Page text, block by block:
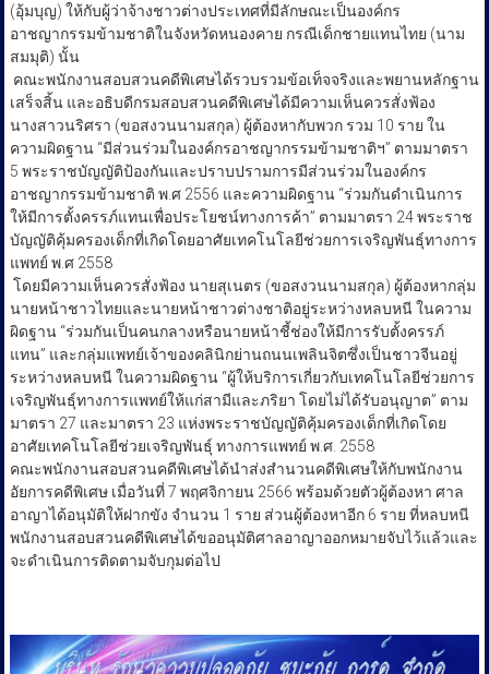
(อุ้มบุญ) ให้กับผู้ว่าจ้างชาวต่างประเทศที่มีลักษณะเป็นองค์กร
อาชญากรรมข้ามชาติในจังหวัดหนองคาย กรณีเด็กชายแทนไทย (นาม
สมมุติ) นั้น
​ คณะพนักงานสอบสวนคดีพิเศษได้รวบรวมข้อเท็จจริงและพยานหลักฐาน
เสร็จสิ้น และอธิบดีกรมสอบสวนคดีพิเศษได้มีความเห็นควรสั่งฟ้อง
นางสาวนริศรา (ขอสงวนนามสกุล) ผู้ต้องหากับพวก รวม 10 ราย ใน
ความผิดฐาน “มีส่วนร่วมในองค์กรอาชญากรรมข้ามชาติฯ” ตามมาตรา
5 พระราชบัญญัติป้องกันและปราบปรามการมีส่วนร่วมในองค์กร
อาชญากรรมข้ามชาติ พ.ศ 2556 และความผิดฐาน “ร่วมกันดำเนินการ
ให้มีการตั้งครรภ์แทนเพื่อประโยชน์ทางการค้า” ตามมาตรา 24 พระราช
บัญญัติคุ้มครองเด็กที่เกิดโดยอาศัยเทคโนโลยีช่วยการเจริญพันธุ์ทางการ
แพทย์ พ.ศ 2558
​ โดยมีความเห็นควรสั่งฟ้อง นายสุเนตร (ขอสงวนนามสกุล) ผู้ต้องหากลุ่ม
นายหน้าชาวไทยและนายหน้าชาวต่างชาติอยู่ระหว่างหลบหนี ในความ
ผิดฐาน “ร่วมกันเป็นคนกลางหรือนายหน้าชี้ช่องให้มีการรับตั้งครรภ์
แทน” และกลุ่มแพทย์เจ้าของคลินิกย่านถนนเพลินจิตซึ่งเป็นชาวจีนอยู่
ระหว่างหลบหนี ในความผิดฐาน “ผู้ให้บริการเกี่ยวกับเทคโนโลยีช่วยการ
เจริญพันธุ์ทางการแพทย์ให้แก่สามีและภริยา โดยไม่ได้รับอนุญาต” ตาม
มาตรา 27 และมาตรา 23 แห่งพระราชบัญญัติคุ้มครองเด็กที่เกิดโดย
อาศัยเทคโนโลยีช่วยเจริญพันธุ์ ทางการแพทย์ พ.ศ. 2558
คณะพนักงานสอบสวนคดีพิเศษได้นำส่งสำนวนคดีพิเศษให้กับพนักงาน
อัยการคดีพิเศษ เมื่อวันที่ 7 พฤศจิกายน 2566 พร้อมด้วยตัวผู้ต้องหา ศาล
อาญาได้อนุมัติให้ฝากขัง จำนวน 1 ราย ส่วนผู้ต้องหาอีก 6 ราย ที่หลบหนี
พนักงานสอบสวนคดีพิเศษได้ขออนุมัติศาลอาญาออกหมายจับไว้แล้วและ
จะดำเนินการติดตามจับกุมต่อไป